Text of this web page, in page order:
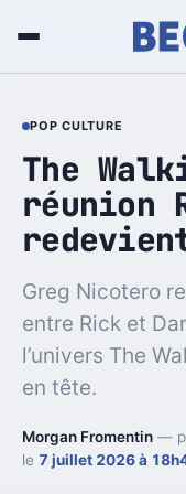
POP CULTURE
The
réunion
Greg Nicotero
entre Rick et
l’univers The
en tête.
Morgan Fromentin —
le 7 juillet 2026 à